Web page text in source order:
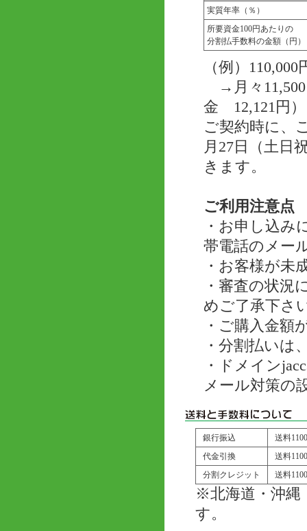
実質年率（％）
所要資金100円あたりの
分割払手数料の金額（円）
（例）
→月々11,500
金 12,121円）
ご契約時に、
月27日（土日
きます。
ご利用注意点
・お申し込み
帯電話のメー
・お客様が未
・審査の状況
めご了承下さ
・ご購入金額
・分割払いは
・ドメイン
メール対策の
銀行振込
送料
代金引換
送料
分割クレジット
送料
※北海道・沖縄
す。